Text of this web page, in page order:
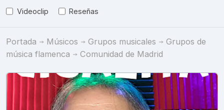
Videoclip Reseñas
Portada Músicos Grupos musicales
Grupos de
música flamenca
Comunidad de Madrid